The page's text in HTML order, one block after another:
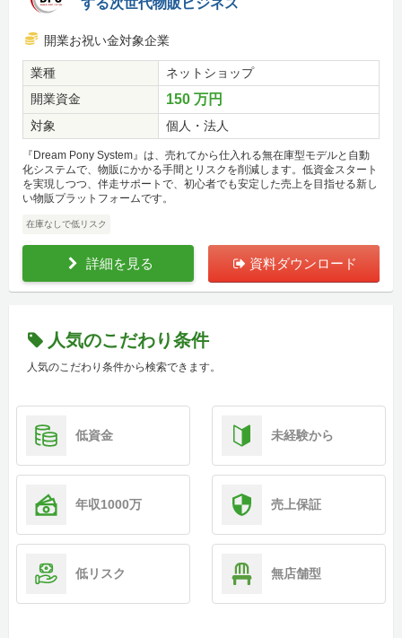
する次世代物販ビジネス
開業お祝い金対象企業
業種
ネットショップ
開業資金
150 万円
対象 個人・法人
『Dream Pony System』は、売れてから仕入れる無在庫型モデルと自動
化システムで、物販にかかる手間とリスクを削減します。低資金スタート
を実現しつつ、伴走サポートで、初心者でも安定した売上を目指せる新し
い物販プラットフォームです。
在庫なしで低リスク
詳細を見る 資料ダウンロード
人気のこだわり条件
人気のこだわり条件から検索できます。
低資金 未経験から
年収1000万 売上保証
低リスク 無店舗型